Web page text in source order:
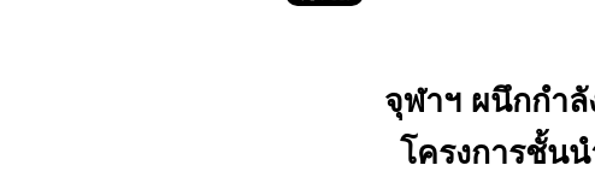
จุฬาฯ ผนึกกำ
โครงการชั้น